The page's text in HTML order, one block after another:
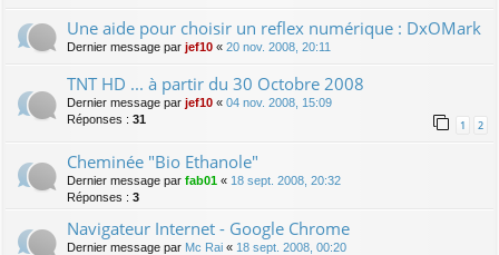
Une aide pour choisir un reflex numérique : DxOMark
Dernier message par jef10 « 20 nov. 2008, 20:11
TNT HD ... à partir du 30 Octobre 2008
Dernier message par jef10 « 04 nov. 2008, 15:09
Réponses : 31 1 2
Cheminée "Bio Ethanole"
Dernier message par fab01 « 18 sept. 2008, 20:32
Réponses : 3
Navigateur Internet - Google Chrome
Dernier message par Mc Rai « 18 sept. 2008, 00:20